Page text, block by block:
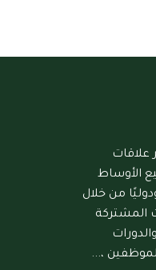
علاقات
الأوساط
من خلال
المشتركة
،...